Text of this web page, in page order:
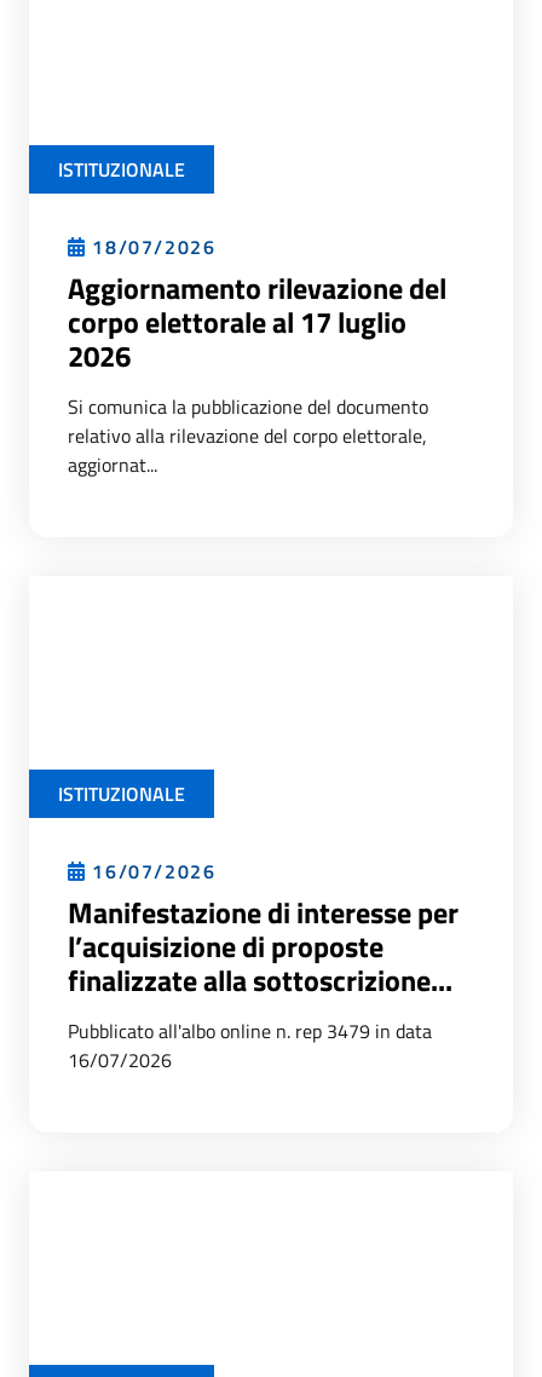
ISTITUZIONALE
18/07/2026
Aggiornamento rilevazione del
corpo elettorale al 17 luglio
2026
Si comunica la pubblicazione del documento
relativo alla rilevazione del corpo elettorale,
aggiornat...
ISTITUZIONALE
16/07/2026
Manifestazione di interesse per
l’acquisizione di proposte
finalizzate alla sottoscrizione...
Pubblicato all'albo online n. rep 3479 in data
16/07/2026